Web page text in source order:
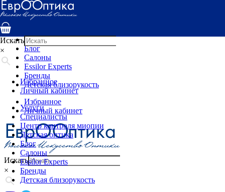
Услуги
Специалисты
Детская оптика
Блог
Салоны
Essilor Experts
Бренды
Детская близорукость
Избранное
Личный кабинет
Искать
×
Искать
×
Избранное
Личный кабинет
Услуги
Специалисты
Центр контроля миопии
Детская оптика
Блог
Салоны
Essilor Experts
Бренды
Детская близорукость